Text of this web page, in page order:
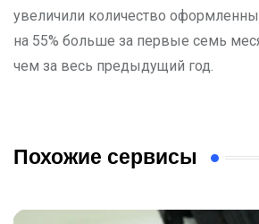
увеличили количество
на 55% больше за первые семь
чем за весь предыдущий год.
Похожие сервисы